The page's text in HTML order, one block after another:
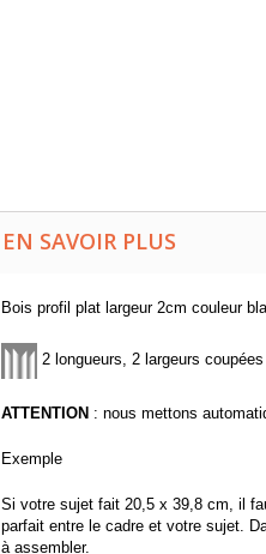
EN SAVOIR PLUS
Bois profil plat largeur 2cm couleur
2 longueurs, 2 largeurs
ATTENTION : nous mettons
Exemple
Si votre sujet fait 20,5 x 39,8 cm, il
parfait entre le cadre et votre sujet.
à assembler.